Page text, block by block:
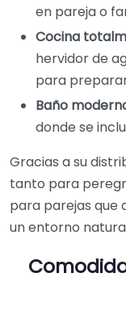
en pareja o
Cocina
hervidor de
para
Baño
donde se
Gracias a su
tanto para
para parejas que
un entorno